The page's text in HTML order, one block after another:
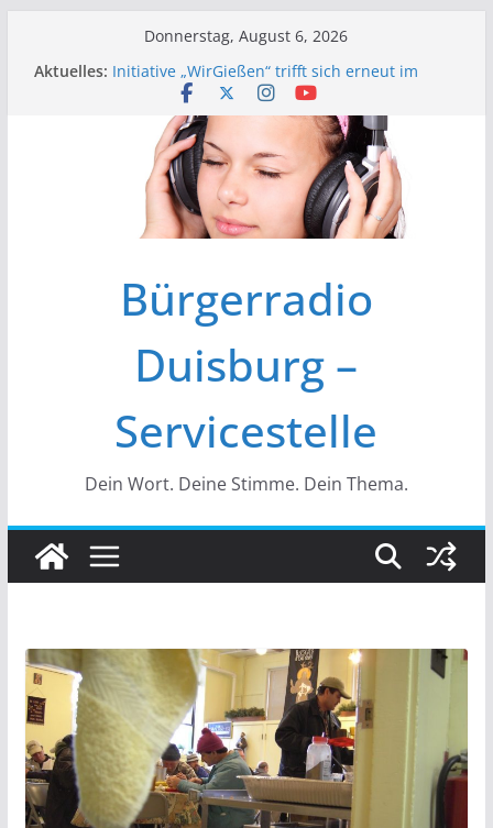
Donnerstag, August 6, 2026
Aktuelles: Initiative „WirGießen“ trifft sich erneut im
Medienforum
Wir der Bürgerfunk – Anonyme Alkoholiker
Wir stellen vor – Bürgerfunkgruppen im
Medienforum Duisburg
Erfolgreiche Vorstands- und
Mitgliederversammlung am 19.03.
Initiative „Wir Gießen“ Trifft sich zur
Bürgerradio
Duisburg –
Servicestelle
Dein Wort. Deine Stimme. Dein Thema.